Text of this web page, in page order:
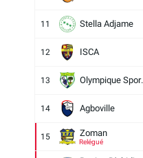
11 Stella Adjame
12 ISCA
13
14 Agboville
15 Zoman
Relégué